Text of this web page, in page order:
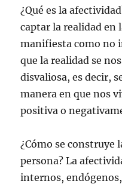
¿Qué es la
captar la realidad en
manifiesta como no
que la realidad se
disvaliosa, es decir,
manera en que nos
positiva o
¿Cómo se construye
persona? La
internos,